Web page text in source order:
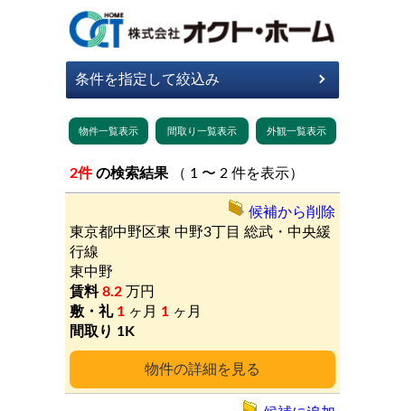
2件 の検索結果 （ 1 〜 2 件を表示）
詳細
東京都中野区東 中野3丁目 総武・中央緩
行線
東中野
8.2 万円
1 ヶ月 1 ヶ月
1K
候補から削除